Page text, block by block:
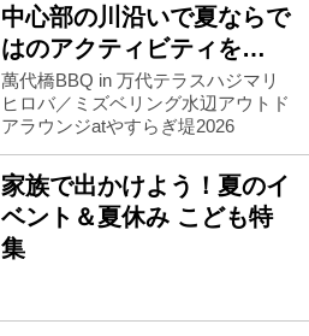
中心部の川沿いで夏ならで
はのアクティビティを…
萬代橋BBQ in 万代テラスハジマリ
ヒロバ／ミズベリング水辺アウトド
アラウンジatやすらぎ堤2026
家族で出かけよう！夏のイ
ベント＆夏休み こども特
集